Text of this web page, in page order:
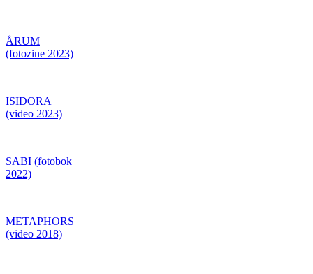
ÅRUM
(fotozine 2023)
ISIDORA
(video 2023)
SABI (fotobok
2022)
METAPHORS
(video 2018)